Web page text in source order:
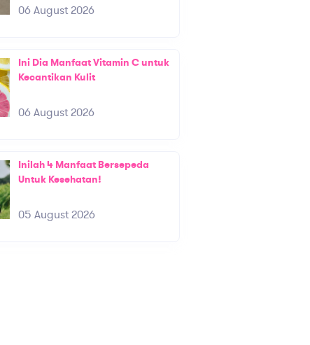
06 August 2026
Ini Dia Manfaat Vitamin C untuk
Kecantikan Kulit
06 August 2026
Inilah 4 Manfaat Bersepeda
Untuk Kesehatan!
05 August 2026